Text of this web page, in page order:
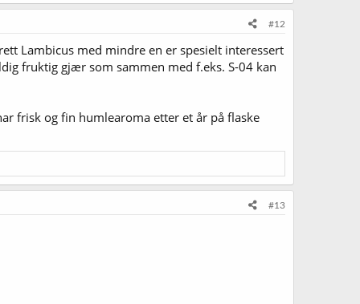
#12
Lambicus med mindre en er spesielt interessert
fruktig gjær som sammen med f.eks. S-04 kan
frisk og fin humlearoma etter et år på flaske
#13